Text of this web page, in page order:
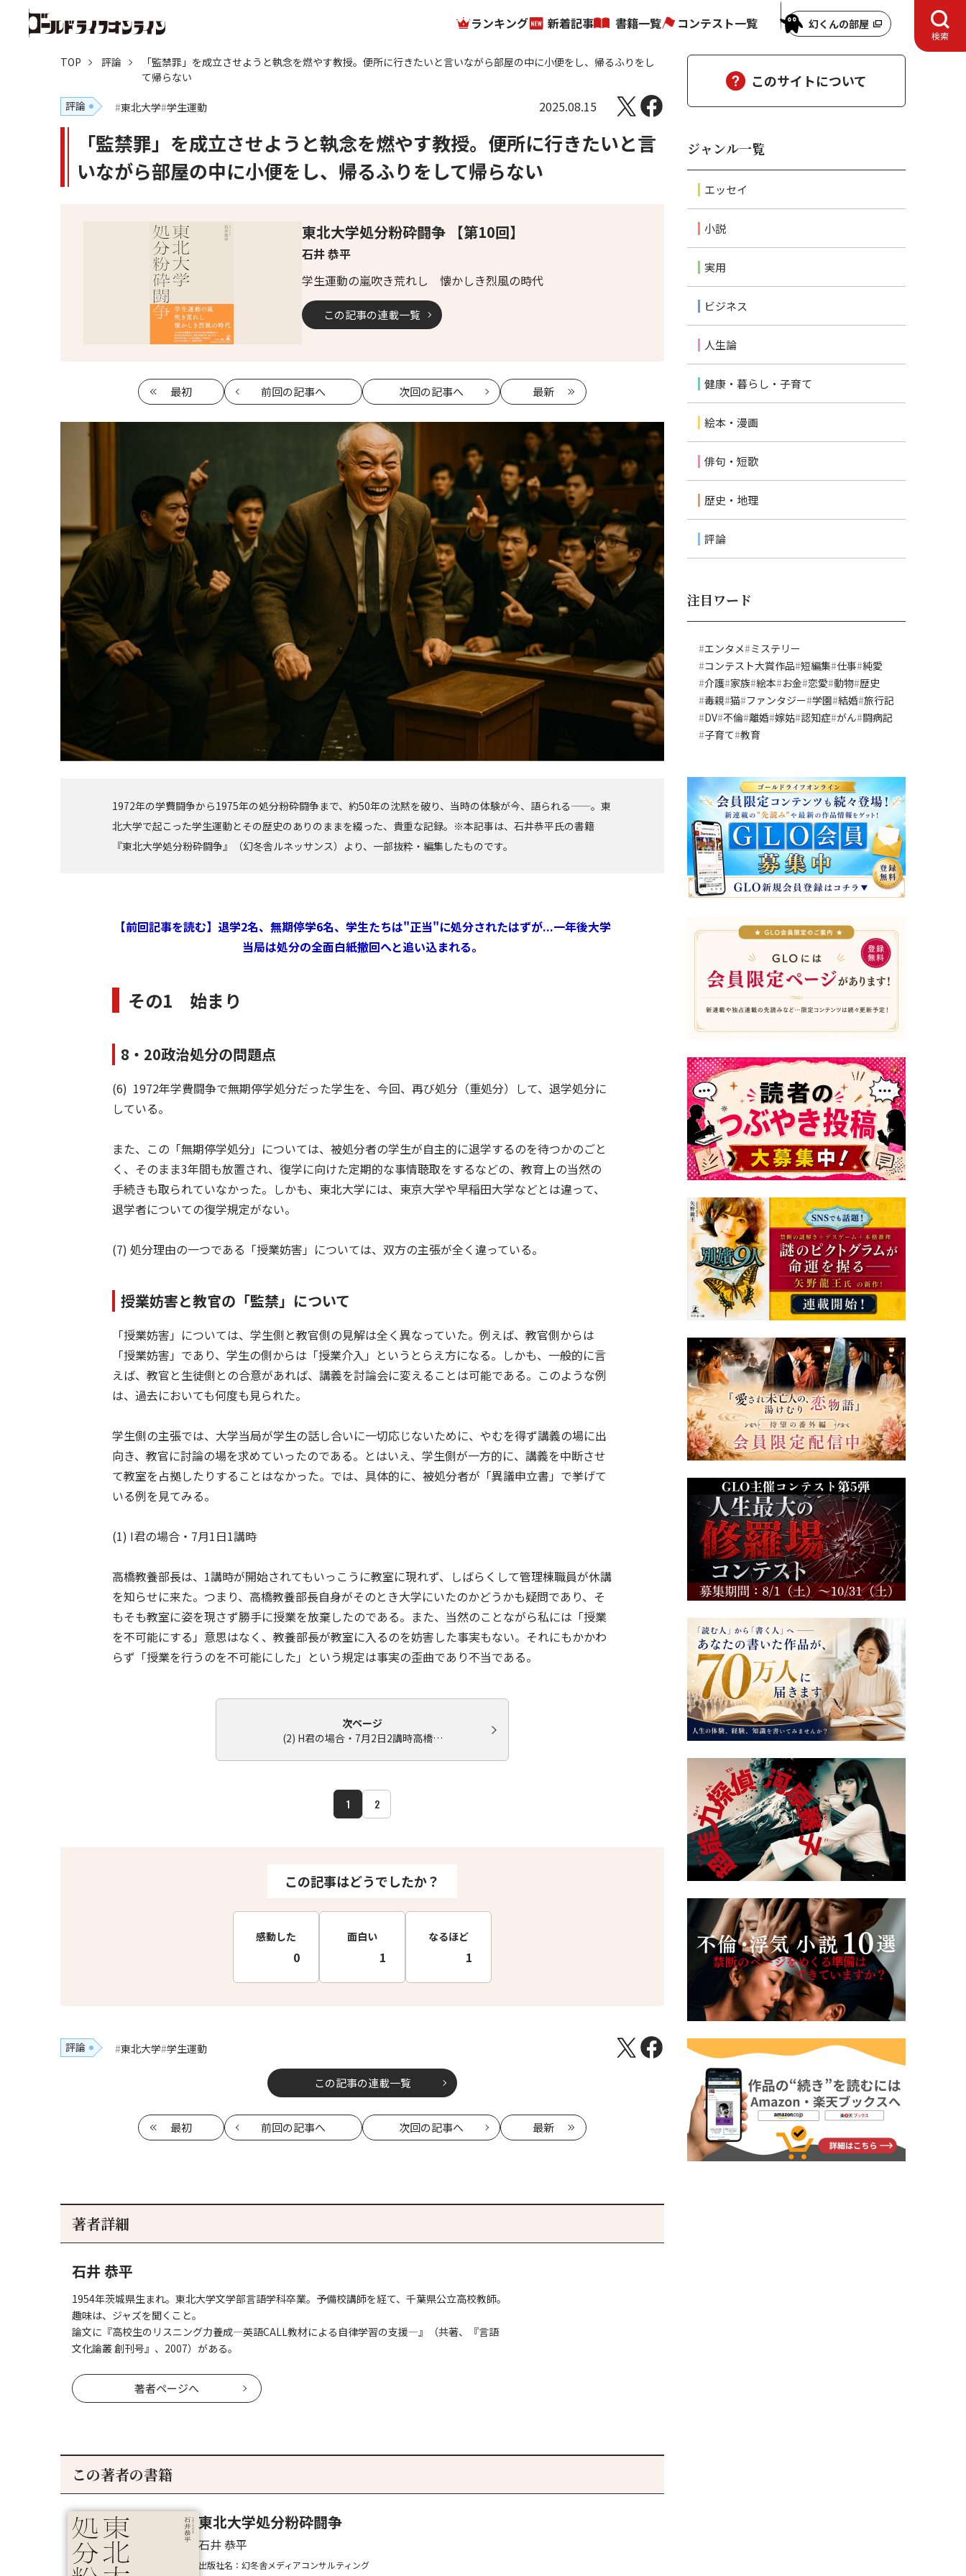
ランキング 新着記事 書籍一覧 コンテスト一覧 幻くんの部屋
検索
TOP 評論
「監禁罪」を成立させようと執念を燃やす教授。便所に行きたいと言いながら部屋の中に小便をし、帰るふりをし
て帰らない
評論
東北大学 学生運動 2025.08.15
「監禁罪」を成立させようと執念を燃やす教授。便所に行きたいと言
いながら部屋の中に小便をし、帰るふりをして帰らない
東北大学処分粉砕闘争 【第10回】
石井 恭平
学生運動の嵐吹き荒れし 懐かしき烈風の時代
この記事の連載一覧
最初 前回の記事へ 次回の記事へ 最新
1972年の学費闘争から1975年の処分粉砕闘争まで、約50年の沈黙を破り、当時の体験が今、語られる——。東
北大学で起こった学生運動とその歴史のありのままを綴った、貴重な記録。※本記事は、石井恭平氏の書籍
『東北大学処分粉砕闘争』（幻冬舎ルネッサンス）より、一部抜粋・編集したものです。
【前回記事を読む】退学2名、無期停学6名、学生たちは"正当"に処分されたはずが...一年後大学
当局は処分の全面白紙撤回へと追い込まれる。
その1 始まり
8・20政治処分の問題点
(6) 1972年学費闘争で無期停学処分だった学生を、今回、再び処分（重処分）して、退学処分に
している。
また、この「無期停学処分」については、被処分者の学生が自主的に退学するのを待つかのごと
く、そのまま3年間も放置され、復学に向けた定期的な事情聴取をするなどの、教育上の当然の
手続きも取られていなかった。しかも、東北大学には、東京大学や早稲田大学などとは違って、
退学者についての復学規定がない。
(7) 処分理由の一つである「授業妨害」については、双方の主張が全く違っている。
授業妨害と教官の「監禁」について
「授業妨害」については、学生側と教官側の見解は全く異なっていた。例えば、教官側からは
「授業妨害」であり、学生の側からは「授業介入」というとらえ方になる。しかも、一般的に言
えば、教官と生徒側との合意があれば、講義を討論会に変えることは可能である。このような例
は、過去においても何度も見られた。
学生側の主張では、大学当局が学生の話し合いに一切応じないために、やむを得ず講義の場に出
向き、教官に討論の場を求めていったのである。とはいえ、学生側が一方的に、講義を中断させ
て教室を占拠したりすることはなかった。では、具体的に、被処分者が「異議申立書」で挙げて
いる例を見てみる。
(1) I君の場合・7月1日1講時
高橋教養部長は、1講時が開始されてもいっこうに教室に現れず、しばらくして管理棟職員が休講
を知らせに来た。つまり、高橋教養部長自身がそのとき大学にいたのかどうかも疑問であり、そ
もそも教室に姿を現さず勝手に授業を放棄したのである。また、当然のことながら私には「授業
を不可能にする」意思はなく、教養部長が教室に入るのを妨害した事実もない。それにもかかわ
らず「授業を行うのを不可能にした」という規定は事実の歪曲であり不当である。
次ページ
(2) H君の場合・7月2日2講時高橋…
1 2
この記事はどうでしたか？
感動した
0
面白い
1
なるほど
1
評論 東北大学 学生運動
この記事の連載一覧
最初 前回の記事へ 次回の記事へ 最新
著者詳細
石井 恭平
1954年茨城県生まれ。東北大学文学部言語学科卒業。予備校講師を経て、千葉県公立高校教師。
趣味は、ジャズを聞くこと。
論文に『高校生のリスニング力養成―英語CALL教材による自律学習の支援―』（共著、『言語
文化論叢 創刊号』、2007）がある。
著者ページへ
この著者の書籍
東北大学処分粉砕闘争
石井 恭平
出版社名：幻冬舎メディアコンサルティング
このサイトについて
ジャンル一覧
エッセイ
小説
実用
ビジネス
人生論
健康・暮らし・子育て
絵本・漫画
俳句・短歌
歴史・地理
評論
注目ワード
エンタメ ミステリー
コンテスト大賞作品 短編集 仕事 純愛
介護 家族 絵本 お金 恋愛 動物 歴史
毒親 猫 ファンタジー 学園 結婚 旅行記
DV 不倫 離婚 嫁姑 認知症 がん 闘病記
子育て 教育